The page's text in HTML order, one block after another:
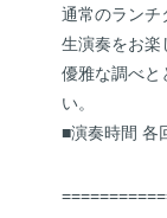
通常のランチ
生演奏をお楽
優雅な調べと
い。
■演奏時間 各